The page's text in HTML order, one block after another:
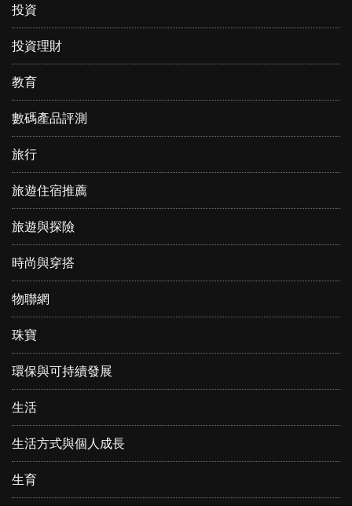
投資
投資理財
教育
數碼產品評測
旅行
旅遊住宿推薦
旅遊與探險
時尚與穿搭
物聯網
珠寶
環保與可持續發展
生活
生活方式與個人成長
生育